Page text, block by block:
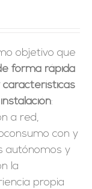
objetivo que
forma rápida
características
:
a red,
con y
autónomos y
la
propia